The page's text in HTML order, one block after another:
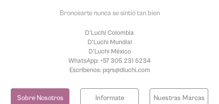
Broncearte nunca se sintió tan bien
D'Luchi Colombia
D'Luchi Mundial
D'Luchi México
WhatsApp: +57 305 231 5234
Escríbenos: pqrs@dluchi.com
Sobre Nosotros Informate Nuestras Marcas